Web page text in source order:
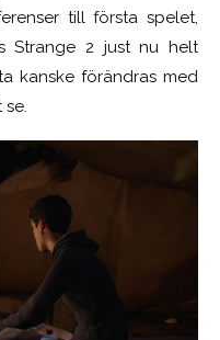
till första spelet,
Strange 2 just nu helt
kanske förändras med